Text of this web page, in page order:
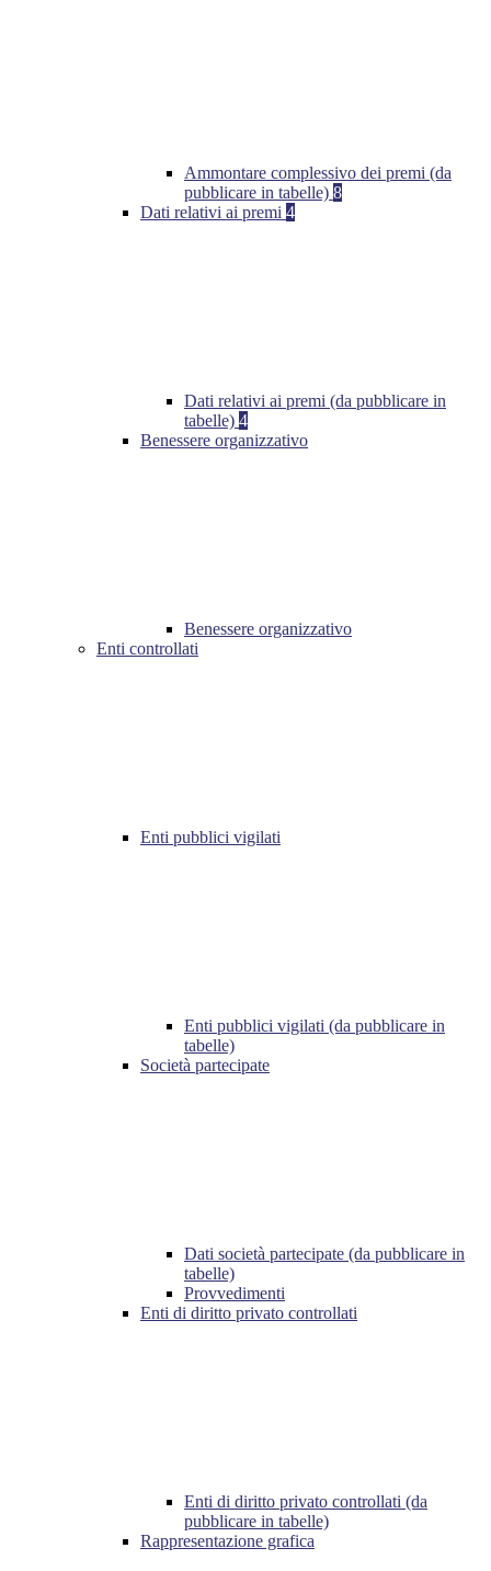
Ammontare complessivo dei premi (da
pubblicare in tabelle) 8
Dati relativi ai premi 4
Dati relativi ai premi (da pubblicare in
tabelle) 4
Benessere organizzativo
Benessere organizzativo
Enti controllati
Enti pubblici vigilati
Enti pubblici vigilati (da pubblicare in
tabelle)
Società partecipate
Dati società partecipate (da pubblicare in
tabelle)
Provvedimenti
Enti di diritto privato controllati
Enti di diritto privato controllati (da
pubblicare in tabelle)
Rappresentazione grafica